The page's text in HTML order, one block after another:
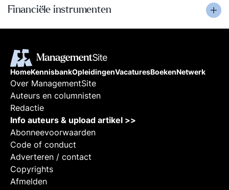
Financiële instrumenten
HomeKennisbankOpleidingenVacaturesBoekenNetwerk
Over ManagementSite
Auteurs en columnisten
Redactie
Info auteurs & upload artikel >>
Abonneevoorwaarden
Code of conduct
Adverteren / contact
Copyrights
Afmelden